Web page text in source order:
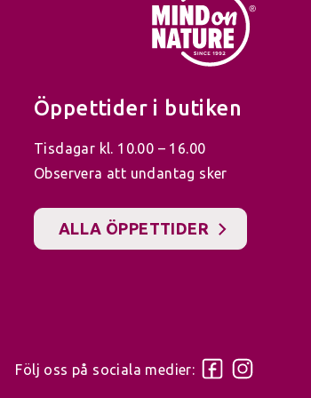
Öppettider i butiken
Tisdagar kl. 10.00 – 16.00
Observera att undantag sker
ALLA ÖPPETTIDER
Följ oss på sociala medier: